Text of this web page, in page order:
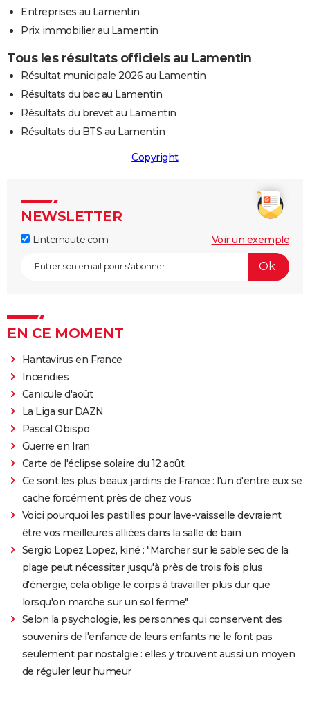
Entreprises au Lamentin
Prix immobilier au Lamentin
Tous les résultats officiels au Lamentin
Résultat municipale 2026 au Lamentin
Résultats du bac au Lamentin
Résultats du brevet au Lamentin
Résultats du BTS au Lamentin
Copyright
NEWSLETTER
Linternaute.com Voir un exemple
EN CE MOMENT
Hantavirus en France
Incendies
Canicule d'août
La Liga sur DAZN
Pascal Obispo
Guerre en Iran
Carte de l'éclipse solaire du 12 août
Ce sont les plus beaux jardins de France : l'un d'entre eux se
cache forcément près de chez vous
Voici pourquoi les pastilles pour lave-vaisselle devraient
être vos meilleures alliées dans la salle de bain
Sergio Lopez Lopez, kiné : "Marcher sur le sable sec de la
plage peut nécessiter jusqu'à près de trois fois plus
d'énergie, cela oblige le corps à travailler plus dur que
lorsqu'on marche sur un sol ferme"
Selon la psychologie, les personnes qui conservent des
souvenirs de l'enfance de leurs enfants ne le font pas
seulement par nostalgie : elles y trouvent aussi un moyen
de réguler leur humeur